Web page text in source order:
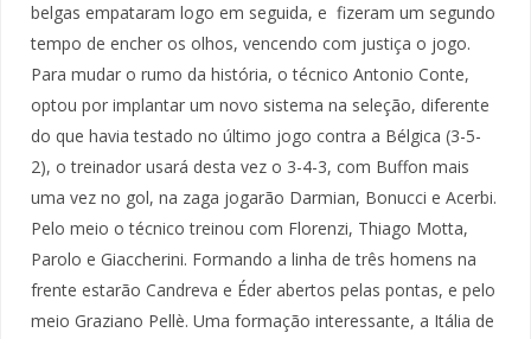
belgas empataram logo em seguida, e fizeram um segundo
tempo de encher os olhos, vencendo com justiça o jogo.
Para mudar o rumo da história, o técnico Antonio Conte,
optou por implantar um novo sistema na seleção, diferente
do que havia testado no último jogo contra a Bélgica (3-5-
2), o treinador usará desta vez o 3-4-3, com Buffon mais
uma vez no gol, na zaga jogarão Darmian, Bonucci e Acerbi.
Pelo meio o técnico treinou com Florenzi, Thiago Motta,
Parolo e Giaccherini. Formando a linha de três homens na
frente estarão Candreva e Éder abertos pelas pontas, e pelo
meio Graziano Pellè. Uma formação interessante, a Itália de